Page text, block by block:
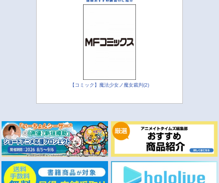
【コミック】魔法少女ノ魔女裁判(2)